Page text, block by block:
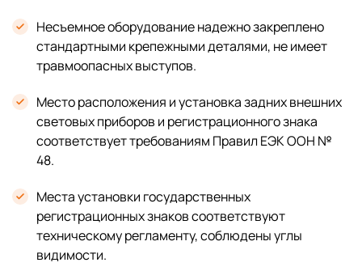
Несъемное оборудование надежно закреплено
стандартными крепежными деталями, не имеет
травмоопасных выступов.
Место расположения и установка задних внешних
световых приборов и регистрационного знака
соответствует требованиям Правил ЕЭК ООН №
48.
Места установки государственных
регистрационных знаков соответствуют
техническому регламенту, соблюдены углы
видимости.